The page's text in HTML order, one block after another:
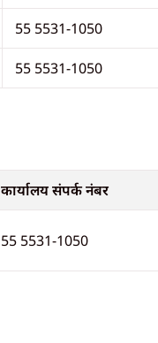
55 5531-1050
55 5531-1050
कार्यालय संपर्क नंबर
55 5531-1050